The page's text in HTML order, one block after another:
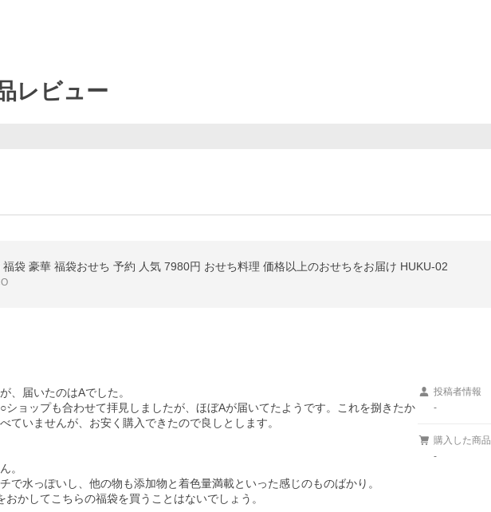
レビュー
袋 豪華 福袋おせち 予約 人気 7980円 おせち料理 価格以上のおせちをお届け HUKU-02
、届いたのはAでした。
ショップも合わせて拝見しましたが、ほぼAが届いてたようです。これを捌きたか
ていませんが、お安く購入できたので良しとします。
。
で水っぽいし、他の物も添加物と着色量満載といった感じのものばかり。
おかしてこちらの福袋を買うことはないでしょう。
投稿者情報
-
購入した商品
-